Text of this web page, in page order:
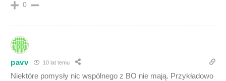
0
pavv 10 lat temu
Niektóre pomysły nic wspólnego z BO nie mają. Przykładowo